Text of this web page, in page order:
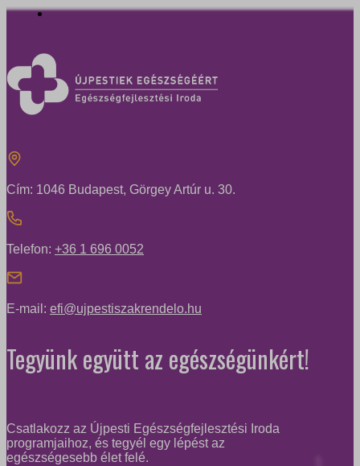
Cím: 1046 Budapest, Görgey Artúr u. 30.
Telefon: +36 1 696 0052
E-mail: efi@ujpestiszakrendelo.hu
Tegyünk együtt az egészségünkért!
Csatlakozz az Újpesti Egészségfejlesztési Iroda
programjaihoz, és tegyél egy lépést az
egészségesebb élet felé.